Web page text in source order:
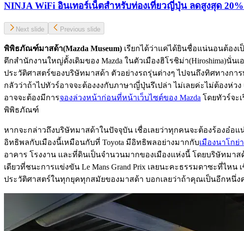
NINJA WiFi อินเทอร์เน็ตสำหรับท่องเที่ยวญี่ปุ่น ลดสูงสุด
Next slide Previous slide
พิพิธภัณฑ์มาสด้า(Mazda Museum) เรียกได้ว่าแค่ได้ยินชื่อแน่นอนต้อง
ตึกสำนักงานใหญ่ดั้งเดิมของ Mazda ในตัวเมืองฮิโรชิม่า(Hiroshima)
ประวัติศาสตร์ของบริษัทมาสด้า ตัวอย่างรถรุ่นต่างๆ ไปจนถึงทิศทางก
กลัวว่าถ้าไปทัวร์อาจจะต้องงงกับภาษาญี่ปุ่นรึเปล่า ไม่เลยค่ะไม่ต้องห่ว
อาจจะต้องมีการจองล่วงหน้าก่อนที่หน้าเว็บไซต์ของ Mazda โดยทัวร์จะ
พิพิธภัณฑ์
หากจะกล่าวถึงบริษัทมาสด้าในปัจจุบัน เชื่อเลยว่าทุกคนจะต้องร้องอ๋
อิทธิพลกับเมืองนี้เหมือนกับที่ Toyota มีอิทธิพลอย่างมากกับเมืองนาโกย่
อาคาร โรงงาน และที่ดินเป็นจำนวนมากของเมืองแห่งนี้ โดยบริษัทม
เดียวที่ชนะการแข่งขัน Le Mans Grand Prix เลยนะคะธรรมดาซะที่ไ
ประวัติศาสตร์ในทุกยุคทุกสมัยของมาสด้า บอกเลยว่าถ้าคุณเป็นอีกห